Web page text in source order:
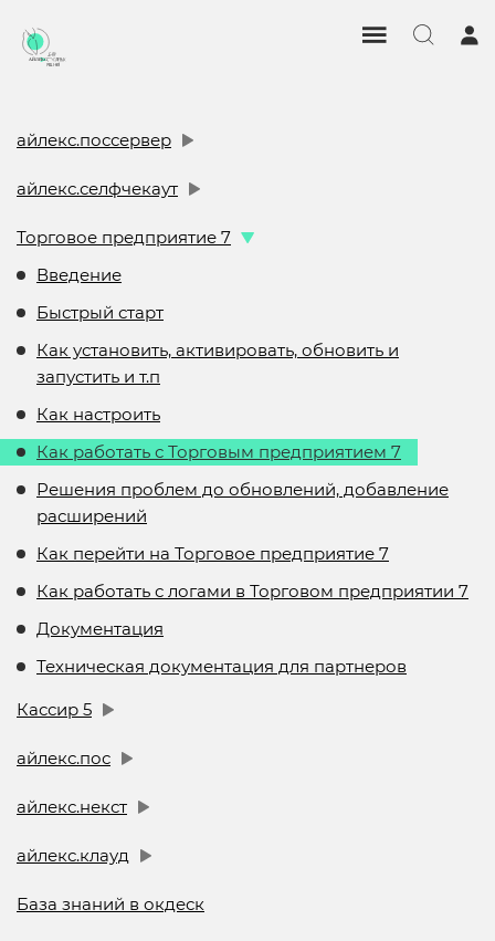
айлекс.поссервер
айлекс.селфчекаут
Торговое предприятие 7
Введение
Быстрый старт
Как установить, активировать, обновить и
запустить и т.п
Как настроить
Как работать с Торговым предприятием 7
Решения проблем до обновлений, добавление
расширений
Как перейти на Торговое предприятие 7
Как работать с логами в Торговом предприятии 7
Документация
Техническая документация для партнеров
Кассир 5
айлекс.пос
айлекс.некст
айлекс.клауд
База знаний в окдеск